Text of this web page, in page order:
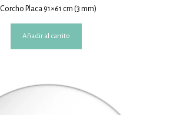
Corcho Placa 91×61 cm (3 mm)
Añadir al carrito